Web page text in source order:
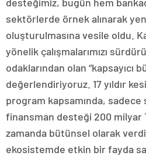
sektörlerde örnek alınarak
oluşturulmasına vesile oldu.
yönelik çalışmalarımızı
odaklarından olan “kapsayıcı
değerlendiriyoruz. 17 yıldır
program kapsamında, sadece
finansman desteği 200 milyar
zamanda bütünsel olarak
ekosistemde etkin bir fayda